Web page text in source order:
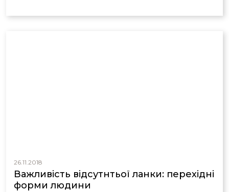
26.11.2018
Важливість відсутнтьої ланки: перехідні
форми людини